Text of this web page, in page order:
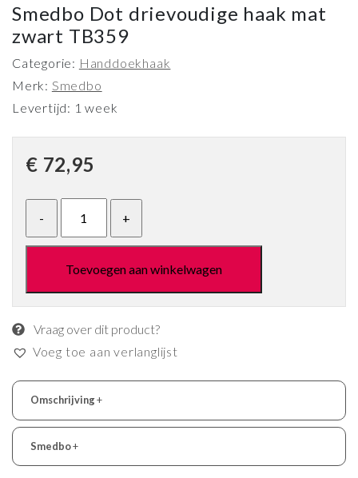
Smedbo Dot drievoudige haak mat
zwart TB359
Categorie: Handdoekhaak
Merk: Smedbo
Levertijd: 1 week
€ 72,95
Toevoegen aan winkelwagen
Vraag over dit product?
Voeg toe aan verlanglijst
Omschrijving+
Smedbo+